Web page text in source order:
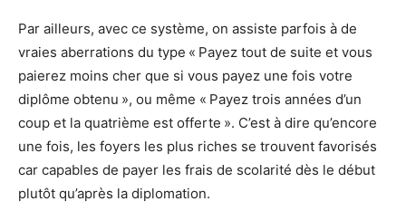
Par ailleurs, avec ce système, on assiste parfois à de
vraies aberrations du type « Payez tout de suite et vous
paierez moins cher que si vous payez une fois votre
diplôme obtenu », ou même « Payez trois années d’un
coup et la quatrième est offerte ». C’est à dire qu’encore
une fois, les foyers les plus riches se trouvent favorisés
car capables de payer les frais de scolarité dès le début
plutôt qu’après la diplomation.